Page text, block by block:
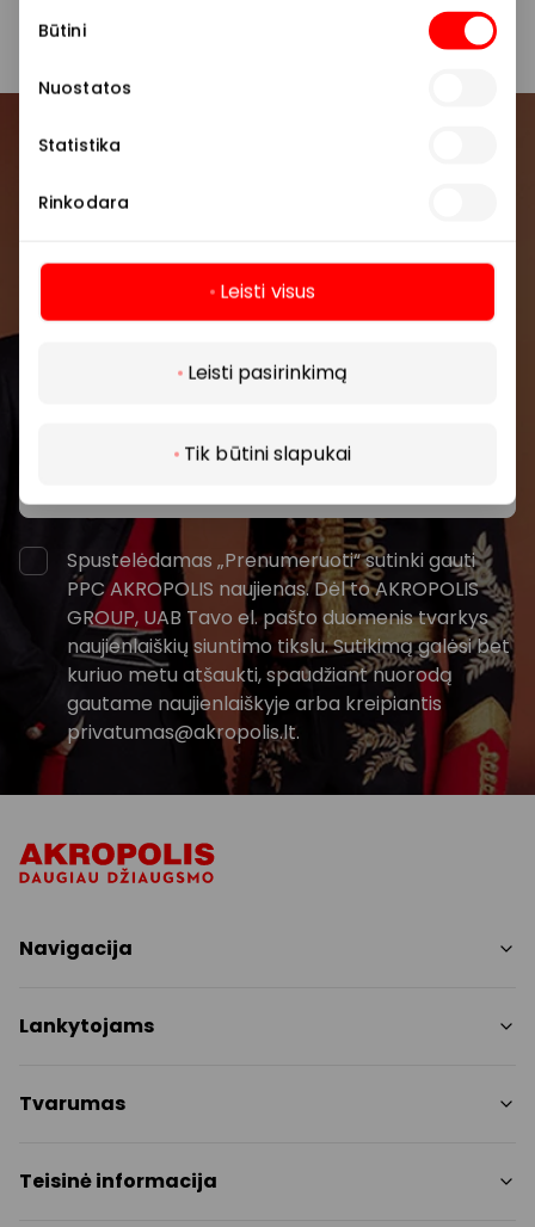
pasirinkimas
Būtini
Nuostatos
Statistika
Rinkodara
Leisti visus
Leisti pasirinkimą
Tik būtini slapukai
Prisijunkite prie mūsų
renginius ir naujausią informaciją iš AKROPOLIS
prekybos centro.
Spustelėdamas „Prenumeruoti“ sutinki gauti
PPC AKROPOLIS naujienas. Dėl to AKROPOLIS
GROUP, UAB Tavo el. pašto duomenis tvarkys
naujienlaiškių siuntimo tikslu. Sutikimą galėsi bet
kuriuo metu atšaukti, spaudžiant nuorodą
gautame naujienlaiškyje arba kreipiantis
privatumas@akropolis.lt.
Daugiau
Navigacija
Paslaugos
Pramogos
Lankytojams
Nemokami patogumai
Kontaktai
Tvarumas
Tvarumo ataskaita
Teisinė informacija